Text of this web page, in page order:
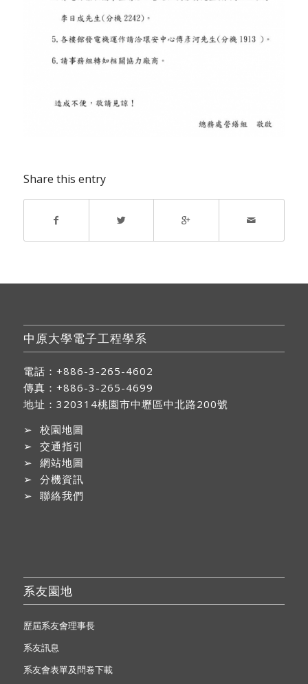
Share this entry
中原大學電子工程學系
電話：+886-3-265-4602
傳真：+886-3-265-4699
地址： 320314桃園市中壢區中北路200號
➢ 校園地圖
➢ 交通指引
➢ 網站地圖
➢ 分機資訊
➢ 聯絡我們
系友園地
歷屆系友會理事長
系友訊息
系友會表單及問卷下載